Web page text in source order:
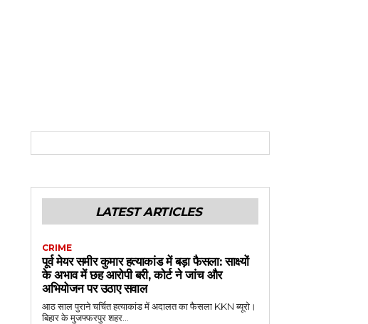
LATEST ARTICLES
CRIME
पूर्व मेयर समीर कुमार हत्याकांड में बड़ा फैसला: साक्ष्यों
के अभाव में छह आरोपी बरी, कोर्ट ने जांच और
अभियोजन पर उठाए सवाल
आठ साल पुराने चर्चित हत्याकांड में अदालत का फैसला KKN ब्यूरो।
बिहार के मुजफ्फरपुर शहर...